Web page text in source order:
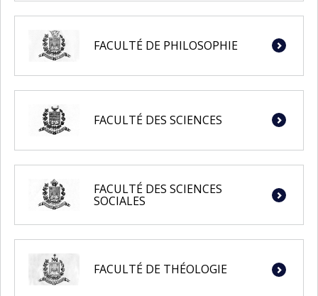
FACULTÉ DE PHILOSOPHIE
FACULTÉ DES SCIENCES
FACULTÉ DES SCIENCES
SOCIALES
FACULTÉ DE THÉOLOGIE